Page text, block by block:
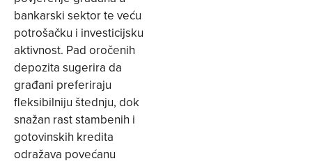
bankarski sektor te veću
potrošačku i investicijsku
aktivnost. Pad oročenih
depozita sugerira da
građani preferiraju
fleksibilniju štednju, dok
snažan rast stambenih i
gotovinskih kredita
odražava povećanu